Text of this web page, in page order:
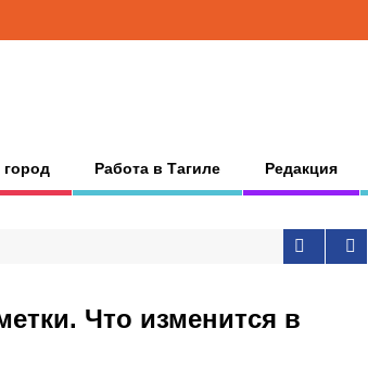
Работа в Тагиле Редакция
Что изменится в